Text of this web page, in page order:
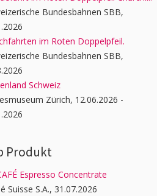
Bundesbahnen SBB,
im Roten Doppelpfeil.
Bundesbahnen SBB,
Schweiz
Zürich, 12.06.2026 -
Produkt
Espresso Concentrate
Suisse S.A., 31.07.2026